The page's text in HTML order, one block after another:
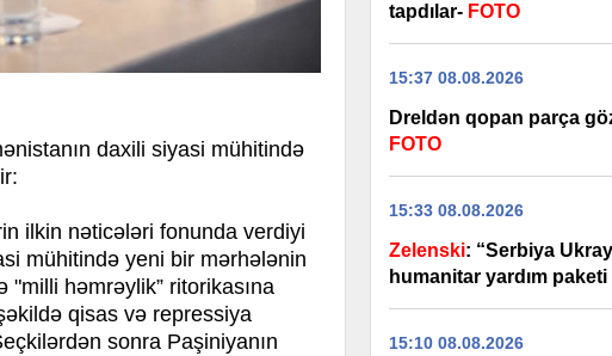
daxili siyasi mühitində
ilkin nəticələri fonunda verdiyi
mühitində yeni bir mərhələnin
"milli həmrəylik” ritorikasına
qisas və repressiya
sonra Paşiniyanın
tapdılar- FOTO
15:37 08.08.2026
Dreldən qopan parça
FOTO
15:33 08.08.2026
Zelenski: “Serbiya
humanitar yardım
15:10 08.08.2026